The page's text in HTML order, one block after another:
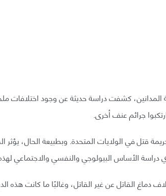
كشفت دراسة حديثة عن وجود اختلافات
جرائم عنف أخرى.
عام 2016، وقعت حوالي 17250 جريمة قتل في الولايات المتحدة. وبطبيعة
الأساس البيولوجي والنفسي والاجتماعي
دماغ القاتل عن غير القاتل، وغالبًا ما كانت هذه